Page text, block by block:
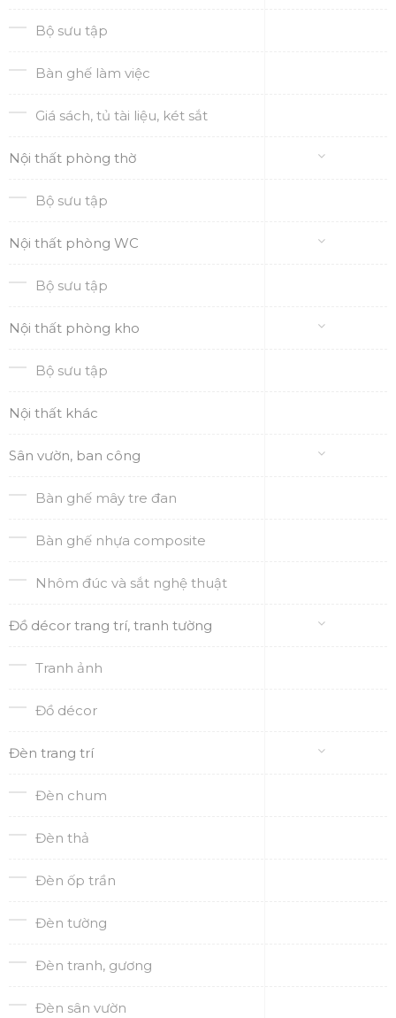
Bộ sưu tập
Bàn ghế làm việc
Giá sách, tủ tài liệu, két sắt
Nội thất phòng thờ
Bộ sưu tập
Nội thất phòng WC
Bộ sưu tập
Nội thất phòng kho
Bộ sưu tập
Nội thất khác
Sân vườn, ban công
Bàn ghế mây tre đan
Bàn ghế nhựa composite
Nhôm đúc và sắt nghệ thuật
Đồ décor trang trí, tranh tường
Tranh ảnh
Đồ décor
Đèn trang trí
Đèn chum
Đèn thả
Đèn ốp trần
Đèn tường
Đèn tranh, gương
Đèn sân vườn